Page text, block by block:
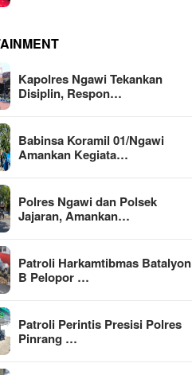
Kapolres Ngawi Tekankan
Disiplin, Respon…
Babinsa Koramil 01/Ngawi
Amankan Kegiata…
Polres Ngawi dan Polsek
Jajaran, Amankan…
Patroli Harkamtibmas Batalyon
B Pelopor …
Patroli Perintis Presisi Polres
Pinrang …